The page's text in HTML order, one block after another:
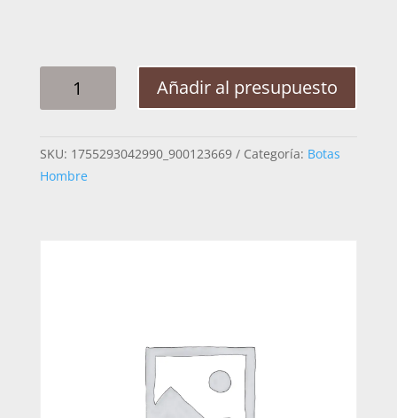
HOMBRE
VENADO
ITALIANO
Añadir al presupuesto
SKU: 1755293042990_900123669 Categoría: Botas
Hombre